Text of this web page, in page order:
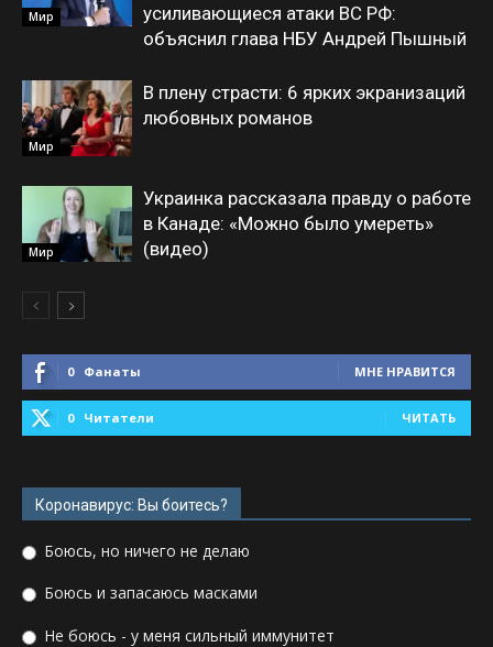
Мир
усиливающиеся атаки ВС РФ:
объяснил глава НБУ Андрей Пышный
Мир
В плену страсти: 6 ярких экранизаций
любовных романов
Мир
Украинка рассказала правду о работе
в Канаде: «Можно было умереть»
(видео)
0 Фанаты МНЕ НРАВИТСЯ
0 Читатели ЧИТАТЬ
Коронавирус: Вы боитесь?
Боюсь, но ничего не делаю
Боюсь и запасаюсь масками
Не боюсь - у меня сильный иммунитет